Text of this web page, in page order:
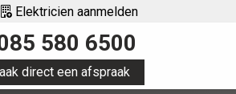
Elektricien aanmelden
580 6500
direct een afspraak